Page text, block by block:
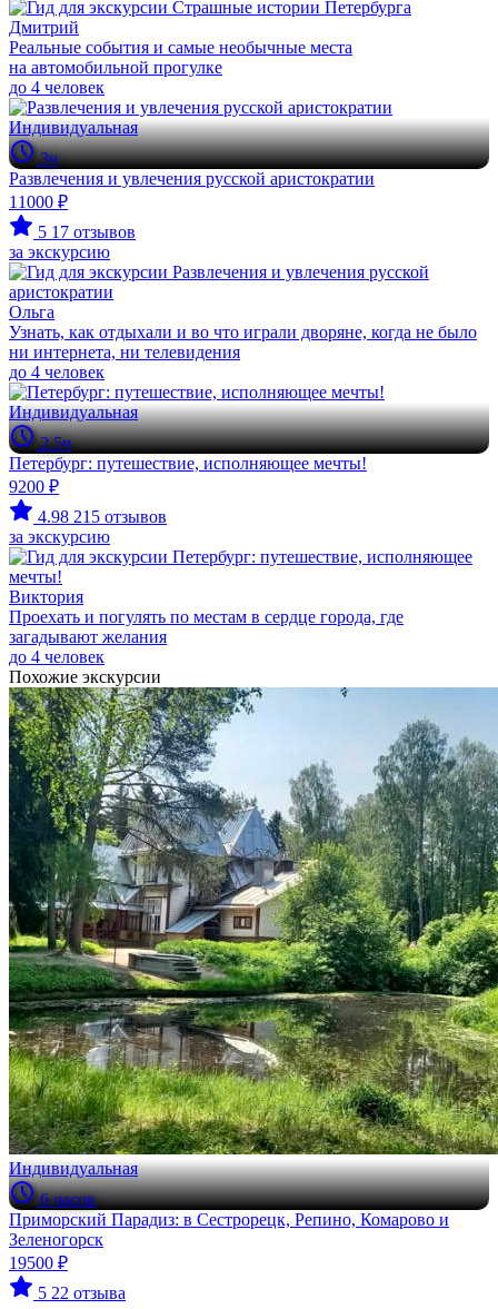
Дмитрий
Реальные события и самые необычные места
на автомобильной прогулке
до 4 человек
Индивидуальная
3ч
Развлечения и увлечения русской аристократии
11000 ₽
5 17 отзывов
за экскурсию
Ольга
Узнать, как отдыхали и во что играли дворяне, когда не было
ни интернета, ни телевидения
до 4 человек
Индивидуальная
2.5ч
Петербург: путешествие, исполняющее мечты!
9200 ₽
4.98 215 отзывов
за экскурсию
Виктория
Проехать и погулять по местам в сердце города, где
загадывают желания
до 4 человек
Похожие экскурсии
Индивидуальная
6 часов
Приморский Парадиз: в Сестрорецк, Репино, Комарово и
Зеленогорск
19500 ₽
5 22 отзыва